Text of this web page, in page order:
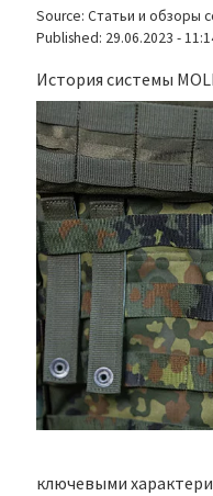
Source: Статьи и обзоры
Published: 29.06.2023 -
История системы
ключевыми